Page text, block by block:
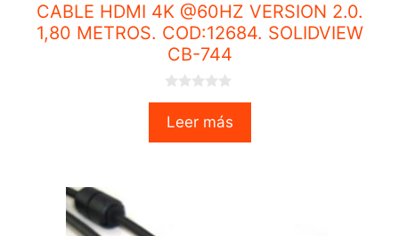
CABLE HDMI 4K @60HZ VERSION 2.0.
1,80 METROS. COD:12684. SOLIDVIEW
CB-744
u
Leer más